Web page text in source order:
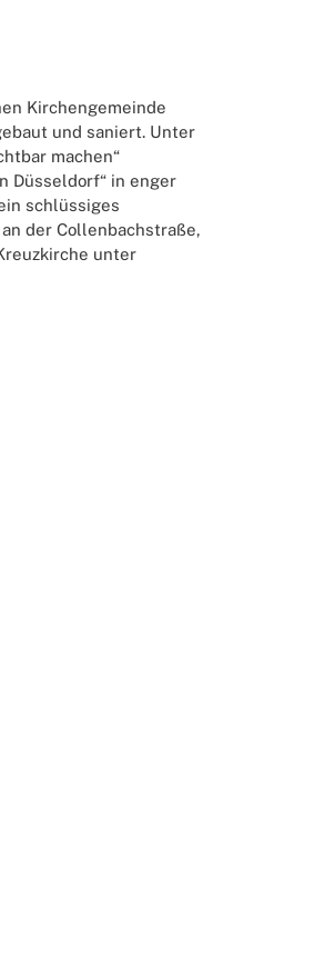
Kirchengemeinde
und saniert. Unter
machen“
Düsseldorf“ in enger
schlüssiges
der Collenbachstraße,
unter